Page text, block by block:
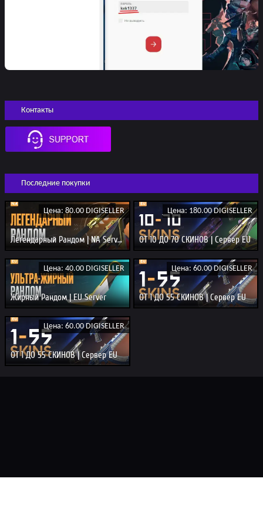
Контакты
Последние покупки
Цена: 80.00 DIGISELLER
Легендарный Рандом | NA Server
Цена: 180.00 DIGISELLER
ОТ 10 ДО 70 СКИНОВ | Сервер EU
Цена: 40.00 DIGISELLER
Жирный Рандом | EU Server
Цена: 60.00 DIGISELLER
ОТ 1 ДО 55 СКИНОВ | Сервер EU
Цена: 60.00 DIGISELLER
ОТ 1 ДО 55 СКИНОВ | Сервер EU